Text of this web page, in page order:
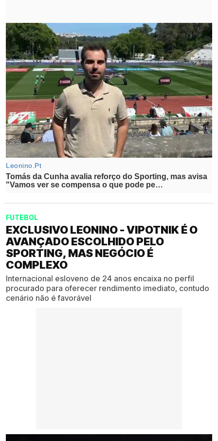
FUTEBOL
EXCLUSIVO LEONINO - VIPOTNIK É O
AVANÇADO ESCOLHIDO PELO
SPORTING, MAS NEGÓCIO É
COMPLEXO
Internacional esloveno de 24 anos encaixa no perfil
procurado para oferecer rendimento imediato, contudo
cenário não é favorável